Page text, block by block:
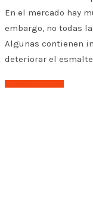
En el mercado hay
embargo, no todas
Algunas contienen
deteriorar el